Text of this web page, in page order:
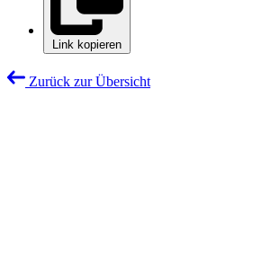
Link kopieren
Zurück zur Übersicht